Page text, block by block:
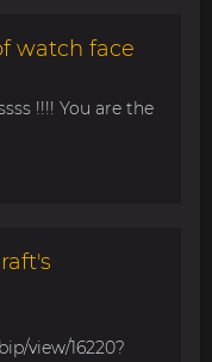
watch face
!!!! You are the
view/16220?